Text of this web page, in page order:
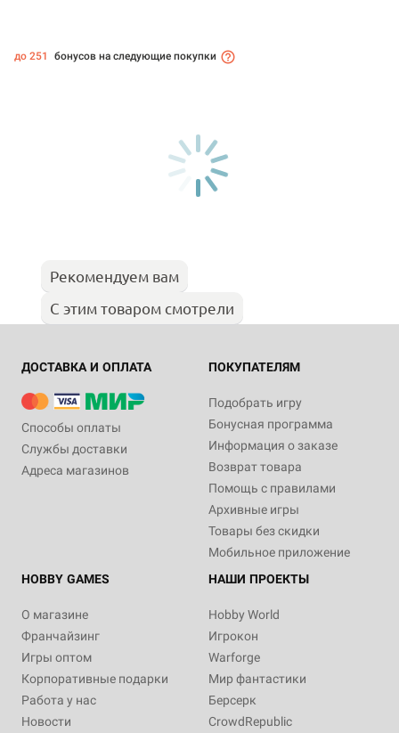
до 251 бонусов на следующие покупки
Рекомендуем вам
С этим товаром смотрели
ДОСТАВКА И ОПЛАТА
Способы оплаты
Службы доставки
Адреса магазинов
ПОКУПАТЕЛЯМ
Подобрать игру
Бонусная программа
Информация о заказе
Возврат товара
Помощь с правилами
Архивные игры
Товары без скидки
Мобильное приложение
HOBBY GAMES
О магазине
Франчайзинг
Игры оптом
Корпоративные подарки
Работа у нас
Новости
НАШИ ПРОЕКТЫ
Hobby World
Игрокон
Warforge
Мир фантастики
Берсерк
CrowdRepublic